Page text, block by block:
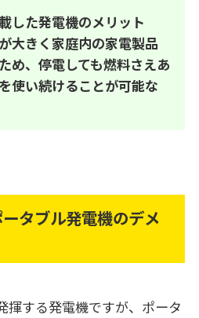
した発電機のメリット
大きく家庭内の家電製品
め、停電しても燃料さえあ
使い続けることが可能な
タブル発電機のデメ
揮する発電機ですが、ポータ